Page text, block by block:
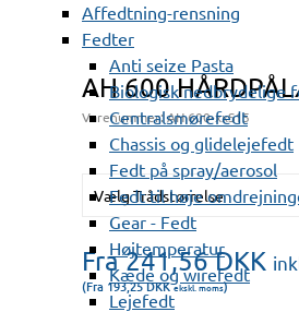
Affedtning-rensning
Fedter
Anti seize Pasta
Biologisk nedbrydelige
Centralsmørefedt
Chassis og glidelejefedt
Fedt på spray/aerosol
Fedt til høje
Gear - Fedt
Højtemperatur
Kæde og wirefedt
Lejefedt
AH 600
Varenummer:AH 600-xxS15
Vælg Trådstørrelse
Fra 241,56DKK
(Fra 193,25DKK ekskl. moms)